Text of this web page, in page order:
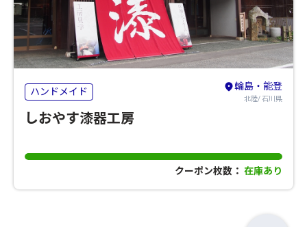
ハンドメイド 輪島・能登
北陸/ 石川県
しおやす漆器工房
クーポン枚数： 在庫あり